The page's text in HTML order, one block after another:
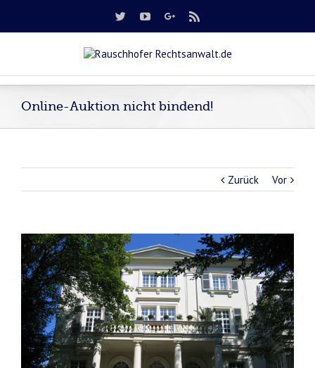
Online-Auktion nicht bindend!
Zurück Vor